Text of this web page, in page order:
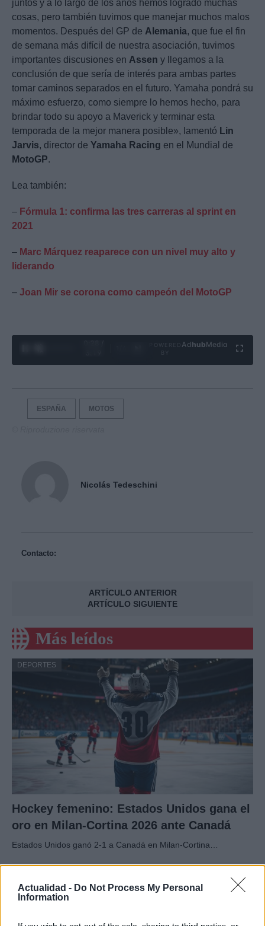
Actualidad - Do Not Process My Personal
Information
juntos y a lo largo de los años hemos logrado muchas
cosas, pero también tuvimos que manejar muchos malos
momentos. Después del GP de Alemania, que fue el fin
de semana más difícil de nuestra asociación, tuvimos
importantes discusiones en Assen y llegamos a la
conclusión de que sería de interés para ambas partes
tomar caminos separados en el futuro. Yamaha pondrá su
máximo esfuerzo, como siempre lo hemos hecho, para
brindar todo su apoyo a Maverick y terminar esta
temporada de la mejor manera posible», lamentó Lin
Jarvis, director de Yamaha Racing en el Mundial de
MotoGP.
Lea también:
– Fórmula 1: confirma las tres carreras al sprint en
2021
– Marc Márquez reaparece con un nivel muy alto y
liderando
– Joan Mir se corona como campeón del MotoGP
Ad hubMedia
ESPAÑA MOTOS
Nicolás Tedeschini
Contacto:
ARTÍCULO ANTERIOR
ARTÍCULO SIGUIENTE
Más leídos
DEPORTES
Hockey femenino: Estados Unidos gana el
oro en Milan-Cortina 2026 ante Canadá
Estados Unidos ganó 2-1 a Canadá en Milan-Cortina…